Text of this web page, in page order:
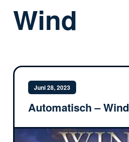
Wind
Juni 28, 2023
Automatisch – Wind